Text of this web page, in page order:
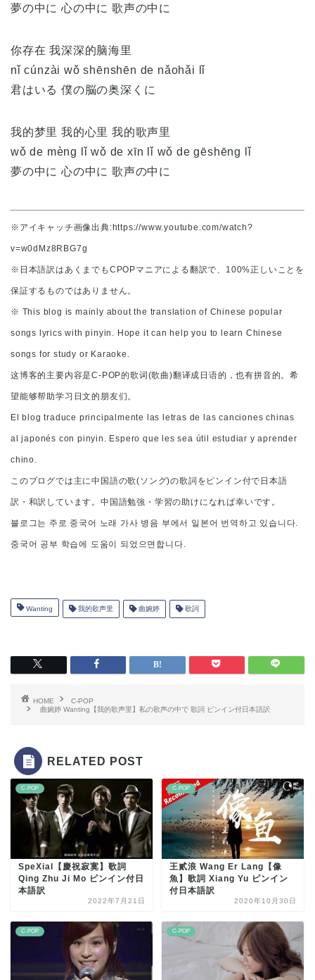
夢の中に 心の中に 歌声の中に
你存在 我深深的脑海里
nǐ cúnzài wǒ shēnshēn de nǎohǎi lǐ
君はいる 僕の脳の奥深くに
我的梦里 我的心里 我的歌声里
wǒ de mèng lǐ wǒ de xīn lǐ wǒ de gēshēng lǐ
夢の中に 心の中に 歌声の中に
※アイキャッチ画像出典:https://www.youtube.com/watch?
v=w0dMz8RBG7g
※日本語訳はあくまでもCPOPマニアによる翻訳で、100%正しいことを
保証するものではありません。
※ This blog is mainly about the translation of Chinese popular
songs lyrics with pinyin. Hope it can help you to learn Chinese
songs for study or Karaoke.
这博客的主要内容是C-POP的歌词(歌曲)翻译成日语的，也有拼音的。希
望能够帮助学习日文的朋友们。
El blog traduce principalmente las letras de las canciones chinas
al japonés con pinyin. Espero que les sea útil estudiar y aprender
chino.
このブログでは主に中国語の歌(ソング)の歌詞をピンイン付で日本語
訳・和訳しています。中国語勉強・学習の助けになれば幸いです。
블로그는 주로 중국어 노래 가사 병음 부에서 일본어 번역하고 있습니다.
중국어 공부 학습에 도움이 되었으면합니다.
Wanting 我的歌声里 曲婉婷 歌詞
HOME
C-POP
曲婉婷 Wanting【我的歌声里】私の歌声の中で 歌詞 ピンイン付日本語訳
RELATED POST
C-POP
SpeXial【慶祝寂寞】歌詞
Qing Zhu Ji Mo ピンイン付日
本語訳
2022年7月21日
C-POP
王貳浪 Wang Er Lang【像
魚】歌詞 Xiang Yu ピンイン
付日本語訳
2020年10月30日
C-POP C-POP